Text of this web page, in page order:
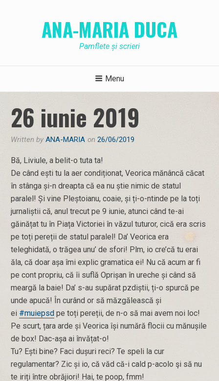
ANA-MARIA DUCA
Pamflete și scrieri
Menu
26 iunie 2019
Written byANA-MARIA on26/06/2019
Bă, Liviule, a belit-o tuta ta!
De când ești tu la aer condiționat, Veorica mănâncă căcat
în stânga și-n dreapta că ea nu știe nimic de statul
paralel! Și vine Pleștoianu, coaie, și ți-o-ntinde pe la toți
jurnaliștii că, anul trecut pe 9 iunie, atunci când te-ai
găinățat tu în Piața Victoriei în văzul tuturor, cică era scris
pe toți pereții de statul paralel! Da’ Veorica era
teleghidată, o trăgea unu’ de sfori! Plm, io cre’că tu erai
ăla, că doar așa îmi explic gramatica ei! Nu că acum ar fi
pe cont propriu, că îi suflă Oprișan în ureche și când să
meargă la baie! Da’ s-au supărat pzdiștii, ți-o spurcă pe
unde apucă! În curând or să măzgălească și
ei #muiepsd pe toți pereții, de n-o să mai avem noi loc!
Pe scurt, țara arde și Veorica își numără flocii cu mănușile
de box! Dac-așa ai învățat-o!
Tu? Ești bine? Faci dușuri reci? Te speli la cur
regulamentar? Zic și io, că văd că-i cald p-acolo şi să nu
te iriți între obrăjiori! Hai, te poop, fmm!